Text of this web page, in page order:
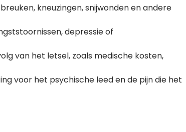
kneuzingen, snijwonden en andere
depressie of
van het letsel, zoals medische kosten,
voor het psychische leed en de pijn die het